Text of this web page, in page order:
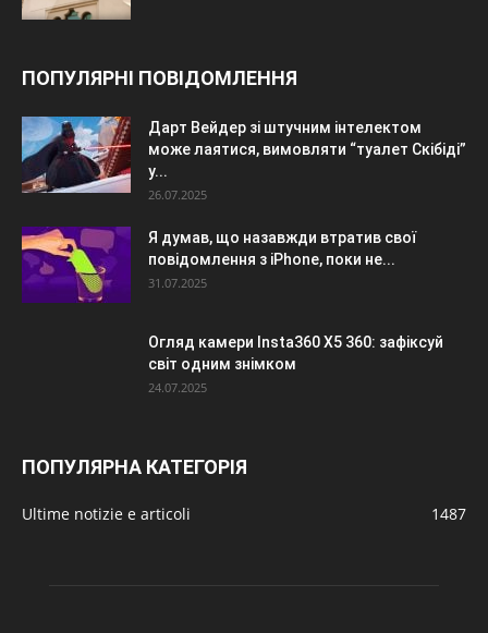
ПОПУЛЯРНІ ПОВІДОМЛЕННЯ
Дарт Вейдер зі штучним інтелектом
може лаятися, вимовляти “туалет Скібіді”
у...
26.07.2025
Я думав, що назавжди втратив свої
повідомлення з iPhone, поки не...
31.07.2025
Огляд камери Insta360 X5 360: зафіксуй
світ одним знімком
24.07.2025
ПОПУЛЯРНА КАТЕГОРІЯ
Ultime notizie e articoli 1487